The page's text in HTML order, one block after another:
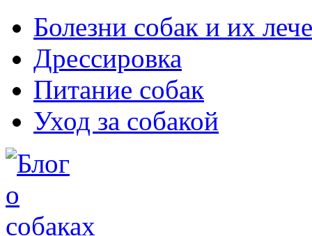
Болезни собак и их
Дрессировка
Питание собак
Уход за собакой